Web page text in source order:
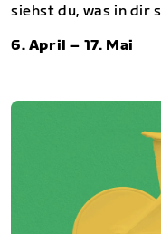
siehst du, was in dir
6. April – 17. Mai